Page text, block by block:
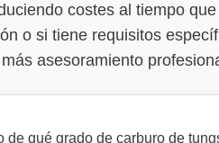
costes al tiempo
o si tiene requisitos
asesoramiento
de qué grado de carburo de